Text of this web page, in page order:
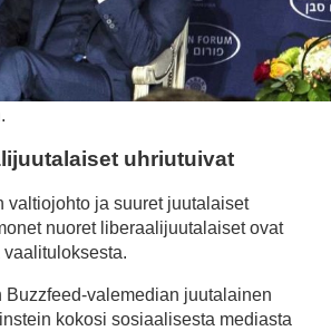
uhriutuivat
valtiojohto ja suuret juutalaiset
nuoret liberaalijuutalaiset ovat
Buzzfeed-valemedian juutalainen
kokosi sosiaalisesta mediasta